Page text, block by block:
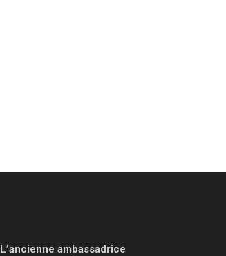
L’ancienne ambassadrice